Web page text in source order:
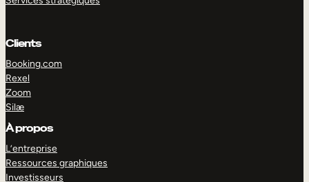
Clients
Booking.com
Rexel
Zoom
Silæ
À propos
L’entreprise
Ressources graphiques
Investisseurs